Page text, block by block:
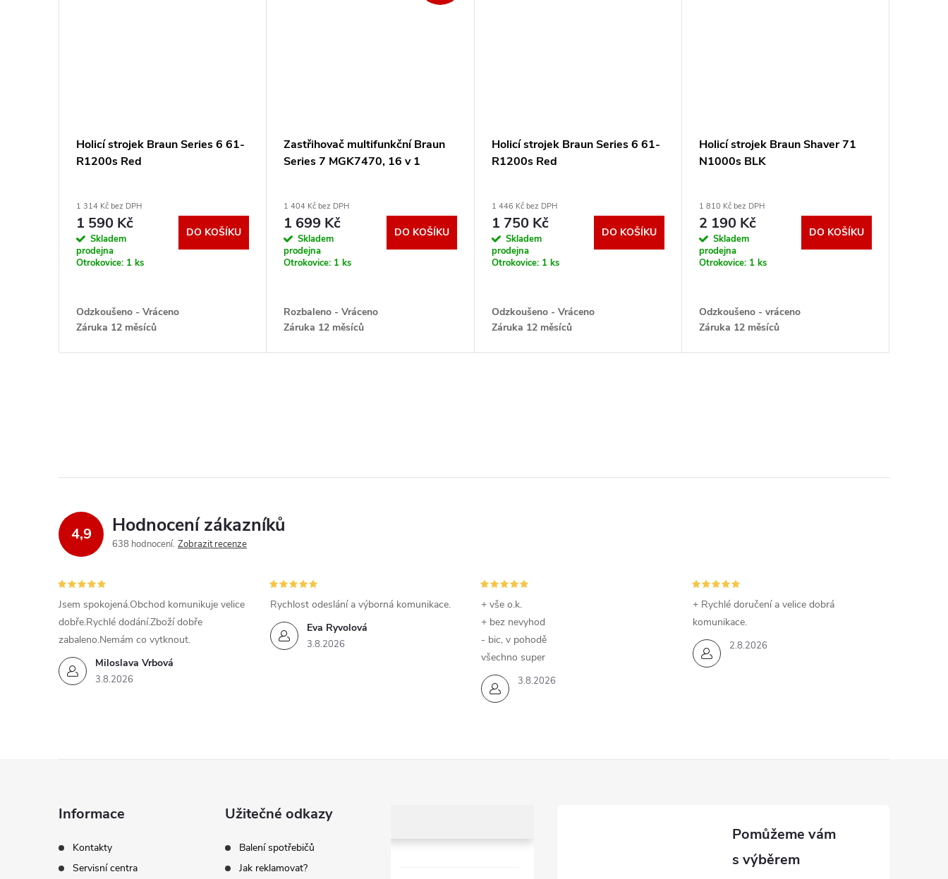
Holicí strojek Braun Series 6 61-
R1200s Red
1 314 Kč bez DPH
1 590 Kč
Skladem
prodejna
Otrokovice: 1 ks
DO KOŠÍKU
Odzkoušeno - Vráceno
Záruka 12 měsíců
Zastřihovač multifunkční Braun
Series 7 MGK7470, 16 v 1
1 404 Kč bez DPH
1 699 Kč
Skladem
prodejna
Otrokovice: 1 ks
DO KOŠÍKU
Rozbaleno - Vráceno
Záruka 12 měsíců
Holicí strojek Braun Series 6 61-
R1200s Red
1 446 Kč bez DPH
1 750 Kč
Skladem
prodejna
Otrokovice: 1 ks
DO KOŠÍKU
Odzkoušeno - Vráceno
Záruka 12 měsíců
Holicí strojek Braun Shaver 71
N1000s BLK
1 810 Kč bez DPH
2 190 Kč
Skladem
prodejna
Otrokovice: 1 ks
DO KOŠÍKU
Odzkoušeno - vráceno
Záruka 12 měsíců
d
a
c
í
p
r
v
ý
i
4,9 Hodnocení zákazníků
638 hodnocení Zobrazit recenze
Miloslava Vrbová
3.8.2026
Jsem spokojená.Obchod komunikuje velice
dobře.Rychlé dodání.Zboží dobře
zabaleno.Nemám co vytknout.
Eva Ryvolová
3.8.2026
Rychlost odeslání a výborná komunikace.
3.8.2026
+ vše o.k.
+ bez nevyhod
- bic, v pohodě
všechno super
2.8.2026
+ Rychlé doručení a velice dobrá
komunikace.
Informace
Kontakty
Servisní centra
Užitečné odkazy
Balení spotřebičů
Jak reklamovat?